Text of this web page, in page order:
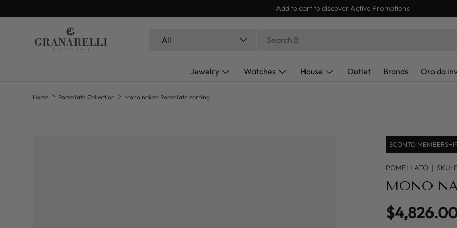
SKIP TO CONTENT
Express Delivery 24/48h
All
Jewelry Watches House Outlet Brands Oro da
Home Pomellato Collection Mono naked Pomellato earring
SCONTO
POMELLATO | SKU:
MONO
Regular